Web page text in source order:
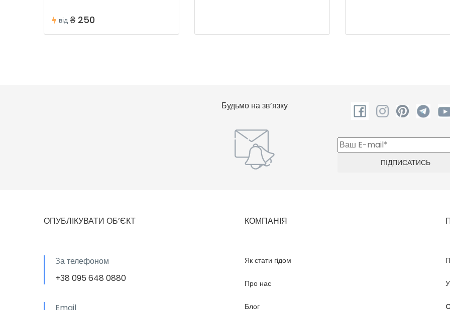
від ₴ 250
Будьмо на зв’язку
ОПУБЛІКУВАТИ ОБ’ЄКТ
За телефоном
+38 095 648 0880
КОМПАНІЯ
Як стати гідом
Про нас
Блог